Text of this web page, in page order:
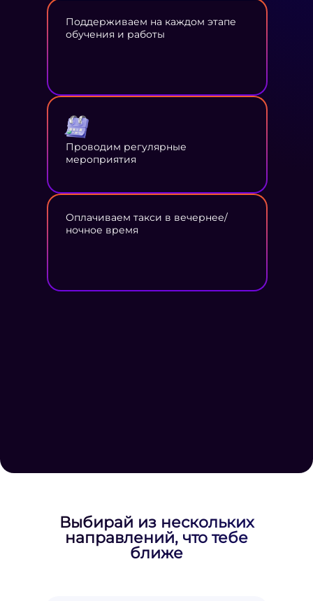
Поддерживаем на каждом этапе
обучения и работы
Проводим регулярные
мероприятия
Оплачиваем такси в вечернее/
ночное время
Выбирай из нескольких
направлений, что тебе
ближе